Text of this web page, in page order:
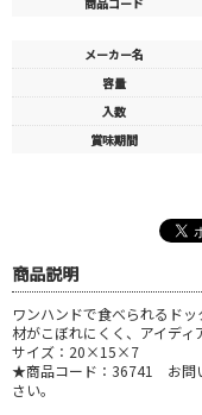
メーカー名
容量
入数
賞味期間
商品説明
ワンハンドで食べられるド
材がこぼれにくく、アイディ
サイズ：20×15×7
★商品コード：36741 お問
さい。